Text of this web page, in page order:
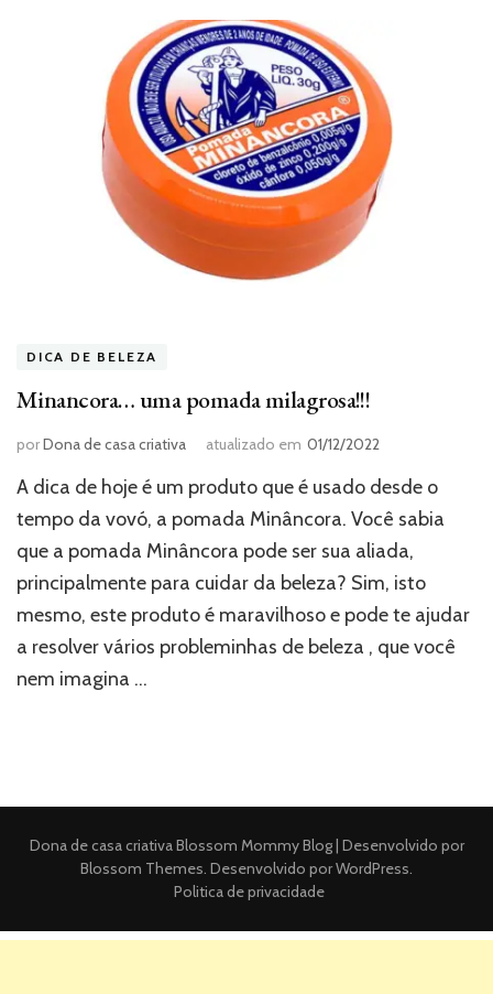
DICA DE BELEZA
Minancora… uma pomada milagrosa!!!
porDona de casa criativa atualizado em 01/12/2022
A dica de hoje é um produto que é usado desde o
tempo da vovó, a pomada Minâncora. Você sabia
que a pomada Minâncora pode ser sua aliada,
principalmente para cuidar da beleza? Sim, isto
mesmo, este produto é maravilhoso e pode te ajudar
a resolver vários probleminhas de beleza , que você
nem imagina …
Dona de casa criativaBlossom Mommy Blog | Desenvolvido por
Blossom Themes. Desenvolvido porWordPress.
Politica de privacidade